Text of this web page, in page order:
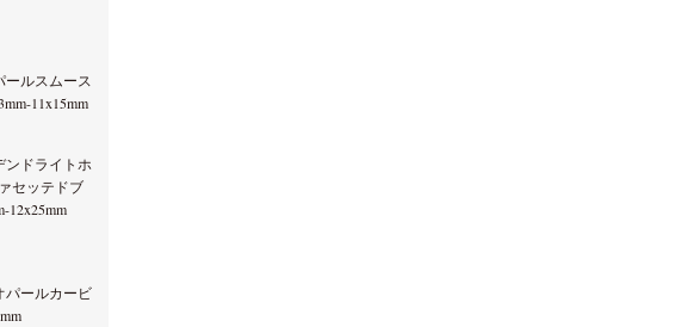
ールスムース
11x15mm
ンドライトホ
セッテドブ
12x25mm
パールカービ